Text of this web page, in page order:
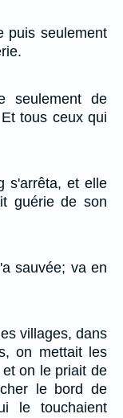
puis seulement
seulement de
tous ceux qui
s'arrêta, et elle
guérie de son
sauvée; va en
villages, dans
on mettait les
on le priait de
le bord de
le touchaient